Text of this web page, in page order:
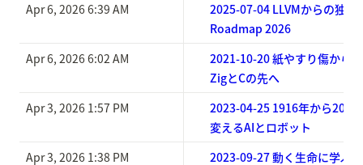
Apr 6, 2026 6:39 AM
2025-07-04 LLVMからの独
Roadmap 2026
Apr 6, 2026 6:02 AM
2021-10-20 紙やすり傷から
ZigとCの先へ
Apr 3, 2026 1:57 PM
2023-04-25 1916年から2030
変えるAIとロボット
Apr 3, 2026 1:38 PM
2023-09-27 動く生命に学ぶ